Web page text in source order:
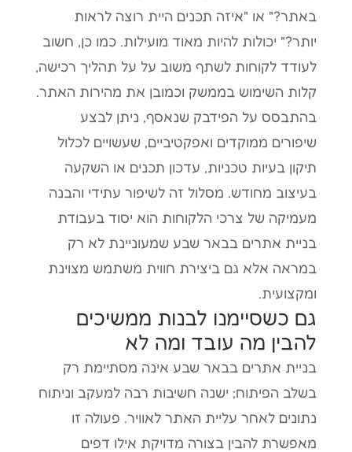
באתר?" או "איזה תכנים היית רוצה לראות
יותר?" יכולות להיות מאוד מועילות. כמו כן, חשוב
לעודד לקוחות לשתף משוב על על תהליך רכישה,
קלות השימוש בממשק וכמובן את מהירות האתר.
בהתבסס על הפידבק שנאסף, ניתן לבצע
שיפורים ממוקדים ואפקטיביים, שעשויים לכלול
תיקון בעיות טכניות, עדכון תכנים או השקעה
בעיצוב מחודש. מסלול זה לשיפור עתידי והבנה
מעמיקה של צרכי הלקוחות הוא יסוד בעבודת
בניית אתרים בבאר שבע שמעוניינת לא רק
במראה אלא גם ביצירת חווית משתמש מצוינת
ומקצועית.
גם כשסיימנו לבנות ממשיכים
להבין מה עובד ומה לא
בניית אתרים בבאר שבע אינה מסתיימת רק
בשלב הפיתוח; ישנה חשיבות רבה למעקב וניתוח
נתונים לאחר עליית האתר לאוויר. פעולה זו
מאפשרת להבין בצורה מדויקת אילו דפים